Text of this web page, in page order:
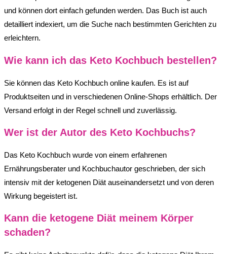
und können dort einfach gefunden werden. Das Buch ist auch
detailliert indexiert, um die Suche nach bestimmten Gerichten zu
erleichtern.
Wie kann ich das Keto Kochbuch bestellen?
Sie können das Keto Kochbuch online kaufen. Es ist auf
Produktseiten und in verschiedenen Online-Shops erhältlich. Der
Versand erfolgt in der Regel schnell und zuverlässig.
Wer ist der Autor des Keto Kochbuchs?
Das Keto Kochbuch wurde von einem erfahrenen
Ernährungsberater und Kochbuchautor geschrieben, der sich
intensiv mit der ketogenen Diät auseinandersetzt und von deren
Wirkung begeistert ist.
Kann die ketogene Diät meinem Körper
schaden?